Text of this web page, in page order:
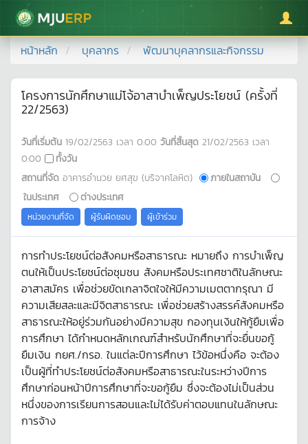
มหาวิทยาลัยแม่โจ้
หน้าหลัก บุคลากร พัฒนาบุคลากรและกิจกรรม
โครงการนักศึกษาแม่โจ้อาสาบำเพ็ญประโยชน์ (ครั้งที่
22/2563)
วันที่เริ่มต้น 19/02/2563 เวลา 0:00 วันที่สิ้นสุด 21/02/2563 เวลา
0:00
ทั้งวัน
สถานที่จัด อาคารอำนวย ยศสุข (บริจาคโลหิต)
ภายในสถาบัน
ในประเทศ
ต่างประเทศ
หน่วยงานที่จัด ผู้รับผิดชอบ ผู้เข้าร่วม
การทำประโยชน์ต่อสังคมหรือสาธารณะ หมายถึง การบำเพ็ญ
ตนให้เป็นประโยชน์ต่อชุมชน สังคมหรือประเทศชาติในลักษณะ
อาสาสมัคร เพื่อช่วยขัดเกลาจิตใจให้มีความเมตตากรุณา มี
ความเสียสละและมีจิตสาธารณะ เพื่อช่วยสร้างสรรค์สังคมหรือ
สาธารณะให้อยู่ร่วมกันอย่างมีความสุข กองทุนเงินให้กู้ยืมเพื่อ
การศึกษา ได้กำหนดหลักเกณฑ์สำหรับนักศึกษาที่จะยื่นขอกู้
ยืมเงิน กยศ./กรอ. ในแต่ละปีการศึกษา ไว้ข้อหนึ่งคือ จะต้อง
เป็นผู้ที่ทำประโยชน์ต่อสังคมหรือสาธารณะในระหว่างปีการ
ศึกษาก่อนหน้าปีการศึกษาที่จะขอกู้ยืม ซึ่งจะต้องไม่เป็นส่วน
หนึ่งของการเรียนการสอนและไม่ได้รับค่าตอบแทนในลักษณะ
การจ้าง